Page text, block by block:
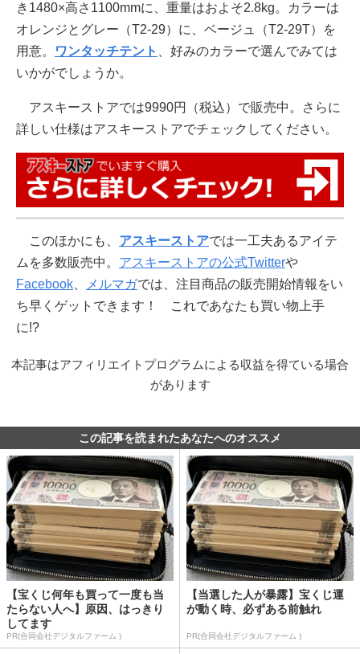
き1480×高さ1100mmに、重量はおよそ2.8kg。カラーは
オレンジとグレー（T2-29）に、ベージュ（T2-29T）を
用意。
ワンタッチテント
、好みのカラーで選んでみては
いかがでしょうか。
アスキーストアでは9990円（税込）で販売中。さらに
詳しい仕様はアスキーストアでチェックしてください。
このほかにも、 アスキーストアでは一工夫あるアイテ
ムを多数販売中。 アスキーストアの公式Twitterや
Facebook
メルマガでは、注目商品の販売開始情報をい
ち早くゲットできます！ これであなたも買い物上手
に!?
本記事はアフィリエイトプログラムによる収益を得ている場合
があります
この記事を読まれたあなたへのオススメ
【宝くじ何年も買って一度も当
たらない人へ】原因、はっきり
してます
PR(合同会社デジタルファーム )
【当選した人が暴露】宝くじ運
が動く時、必ずある前触れ
PR(合同会社デジタルファーム )